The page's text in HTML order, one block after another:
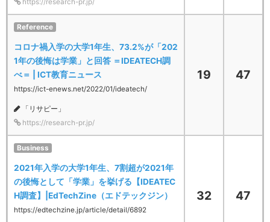
https://research-pr.jp/
Reference
コロナ禍入学の大学1年生、73.2%が「202
1年の後悔は学業」と回答 ＝IDEATECH調
べ＝ | ICT教育ニュース
https://ict-enews.net/2022/01/ideatech/
「リサピー」
https://research-pr.jp/
19 47
Business
2021年入学の大学1年生、7割超が2021年
の後悔として「学業」を挙げる【IDEATEC
H調査】|EdTechZine（エドテックジン）
https://edtechzine.jp/article/detail/6892
32 47